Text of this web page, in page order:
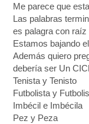
Me parece que
Las palabras
es palagra con
Estamos bajando
Además quiero
debería ser Un
Tenista y Tenisto
Futbolista y
Imbécil e Imbécila
Pez y Peza